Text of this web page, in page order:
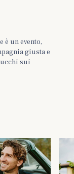
è un evento,
giusta e
sui